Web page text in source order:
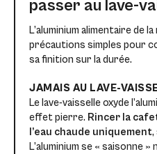
passer au lave-
L’aluminium alimentaire de
précautions simples pour
sa finition sur la durée.
JAMAIS AU LAVE-
Le lave-vaisselle oxyde
effet pierre. Rincer la
l’eau chaude uniquement,
L’aluminium se « saisonne